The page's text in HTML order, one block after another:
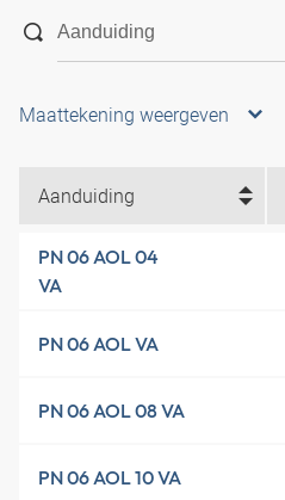
Maattekening weergeven
Aanduiding
PN 06 AOL 04
VA
PN 06 AOL VA
PN 06 AOL 08 VA
PN 06 AOL 10 VA